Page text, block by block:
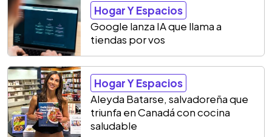
Hogar Y Espacios
Google lanza IA que llama a
tiendas por vos
Hogar Y Espacios
Aleyda Batarse, salvadoreña que
triunfa en Canadá con cocina
saludable